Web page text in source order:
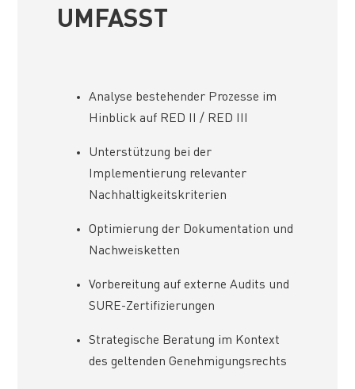
UMFASST
Analyse bestehender Prozesse im
Hinblick auf RED II / RED III
Unterstützung bei der
Implementierung relevanter
Nachhaltigkeitskriterien
Optimierung der Dokumentation und
Nachweisketten
Vorbereitung auf externe Audits und
SURE-Zertifizierungen
Strategische Beratung im Kontext
des geltenden Genehmigungsrechts